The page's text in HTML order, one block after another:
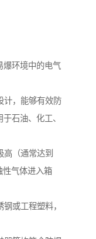
爆环境中的电气
计，能够有效防
石油、化工、
高（通常达到
性气体进入箱
或工程塑料，